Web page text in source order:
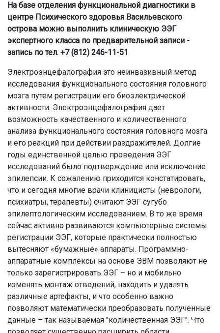
На базе отделения функциональной диагностики в
центре Психического здоровья Васильевского
острова можно выполнить клиническую ЭЭГ
экспертного класса по предварительной записи -
запись по тел. +7 (812) 246-11-51
Электроэнцефалография это неинвазивный метод
исследования функционального состояния головного
мозга путем регистрации его биоэлектрической
активности. Электроэнцефалография дает
возможность качественного и количественного
анализа функционального состояния головного мозга
и его реакций при действии раздражителей. Долгие
годы единственной целью проведения ЭЭГ
исследований было подтверждение или исключение
эпилепсии. К сожалению приходится констатировать,
что и сегодня многие врачи клиницисты (неврологи,
психиатры, терапевты) считают ЭЭГ сугубо
эпилептологическим исследованием. В то же время
сейчас активно развиваются компьютерные системы
регистрации ЭЭГ, которые практически полностью
вытесняют «бумажные» аппараты. Программно-
аппаратные комплексы на основе ЭВМ позволяют не
только зарегистрировать ЭЭГ – но и мобильно
изменять монтаж отведений, находить и удалять
различные артефакты, и что особенно важно
позволяют математически преобразовать полученные
данные – так называемая "количественная ЭЭГ". Что